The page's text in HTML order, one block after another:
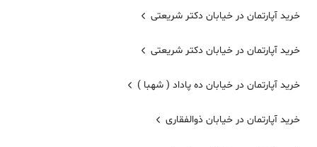
خرید آپارتمان در خیابان دکتر شریعتی
خرید آپارتمان در خیابان دکتر شریعتی
خرید آپارتمان در خیابان ده پاداد ( شهبا )
خرید آپارتمان در خیابان ذوالفقاری